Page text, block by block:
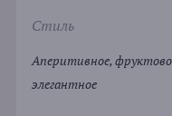
Стиль
Аперитивное,
элегантное